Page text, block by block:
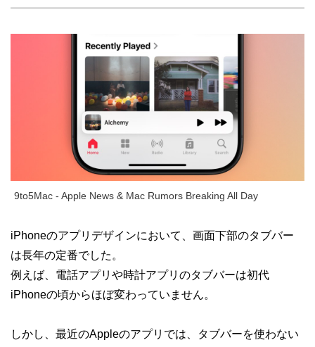
9to5Mac - Apple News & Mac Rumors Breaking All Day
iPhoneのアプリデザインにおいて、画面下部のタブバー
は長年の定番でした。
例えば、電話アプリや時計アプリのタブバーは初代
iPhoneの頃からほぼ変わっていません。
しかし、最近のAppleのアプリでは、タブバーを使わない